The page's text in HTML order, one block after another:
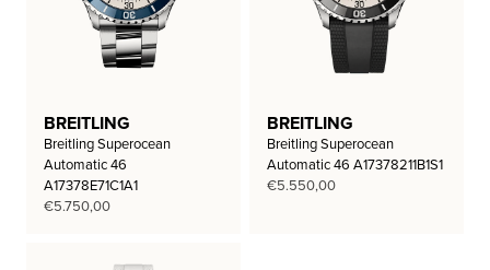
BREITLING
Breitling Superocean
Automatic 46
A17378E71C1A1
€5.750,00
BREITLING
Breitling Superocean
Automatic 46 A17378211B1S1
€5.550,00